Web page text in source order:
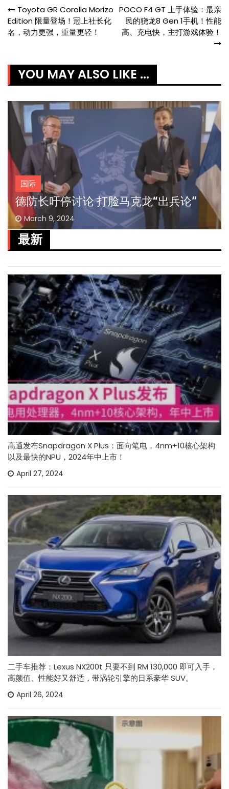
Post
navigation
Toyota GR Corolla Morizo​​
Edition 限量登场！冠上社长化
名，动力更强，重量更轻！
POCO F4 GT 上手体验：最亲
民的骁龙8 Gen 1手机！性能
高、充电快，主打游戏体验！
YOU MAY ALSO LIKE ...
国际
德防长吁停讨论 打脸马克龙“出兵论”
March 9, 2024
最新
高通发布Snapdragon X Plus：面向笔电，4nm+10核心架构
以及最快的NPU，2024年中上市！
April 27, 2024
二手车推荐：Lexus NX200t 只要不到 RM 130,000 即可入手，
高颜值、性能好又舒适，带涡轮引擎的日系豪华 SUV。
April 26, 2024